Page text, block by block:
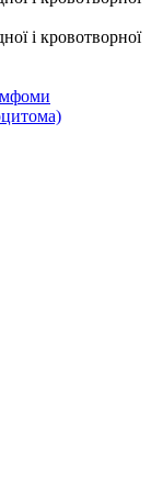
і кровотворної